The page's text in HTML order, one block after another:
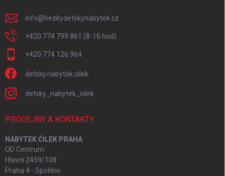
info@hezkydetskynabytek.cz
+420 774 799 861 (8-16 hod)
+420 774 126 964
detsky.nabytok.cilek
detsky_nabytek_cilek
PRODEJNY A KONTAKTY
NÁBYTEK ČILEK PRAHA
OD Centrum
Hlavní 2459/108
Praha 4 - Spořilov